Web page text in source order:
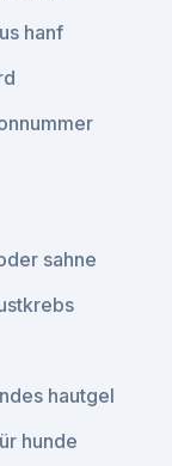
hanf
sahne
hautgel
hunde